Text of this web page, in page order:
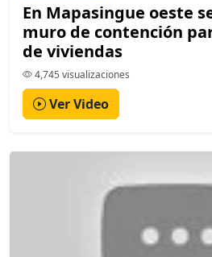
En Mapasingue oeste
muro de contención
de viviendas
4,745 visualizaciones
Ver Video